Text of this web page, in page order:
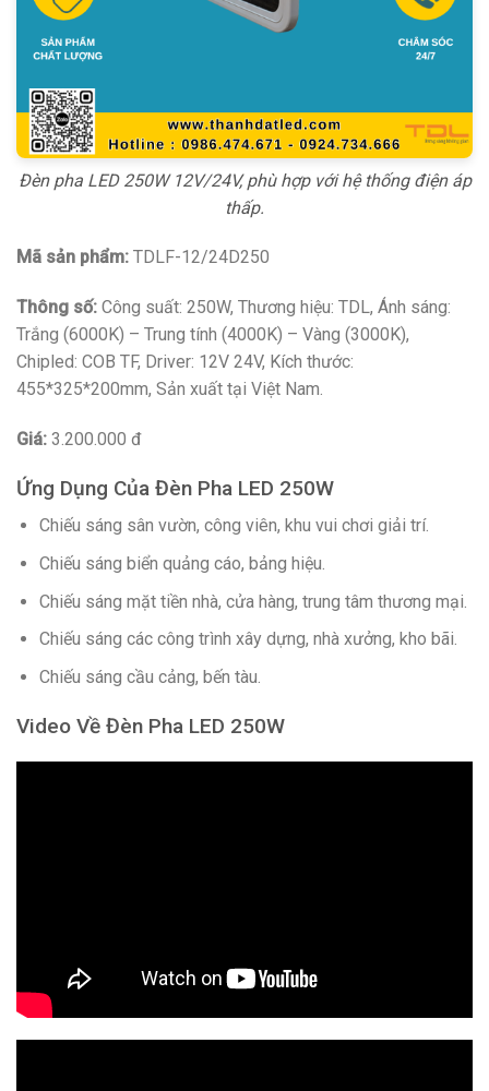
Đèn pha LED 250W 12V/24V, phù hợp với hệ thống điện áp
thấp.
Mã sản phẩm: TDLF-12/24D250
Thông số: Công suất: 250W, Thương hiệu: TDL, Ánh sáng:
Trắng (6000K) – Trung tính (4000K) – Vàng (3000K),
Chipled: COB TF, Driver: 12V 24V, Kích thước:
455*325*200mm, Sản xuất tại Việt Nam.
Giá: 3.200.000 đ
Ứng Dụng Của Đèn Pha LED 250W
Chiếu sáng sân vườn, công viên, khu vui chơi giải trí.
Chiếu sáng biển quảng cáo, bảng hiệu.
Chiếu sáng mặt tiền nhà, cửa hàng, trung tâm thương mại.
Chiếu sáng các công trình xây dựng, nhà xưởng, kho bãi.
Chiếu sáng cầu cảng, bến tàu.
Video Về Đèn Pha LED 250W